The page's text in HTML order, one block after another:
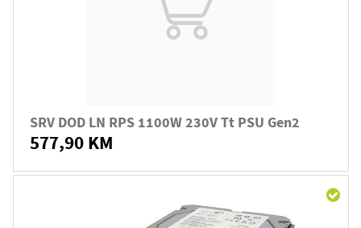
SRV DOD LN RPS 1100W 230V Tt PSU Gen2
577,90 KM